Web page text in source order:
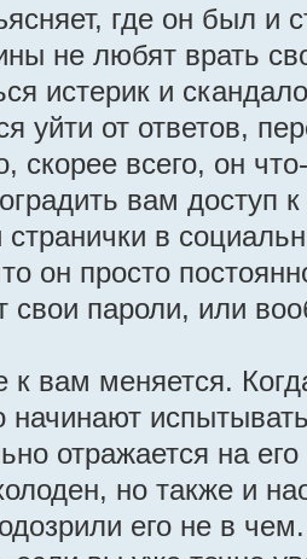
где он был и
не любят врать
истерик и
уйти от ответов,
скорее всего, он
вам доступ
в
он просто
свои пароли, или
к вам меняется.
начинают
отражается на
но также и
его не в чем.